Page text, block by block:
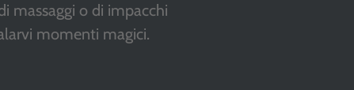
massaggi o di impacchi
momenti magici.